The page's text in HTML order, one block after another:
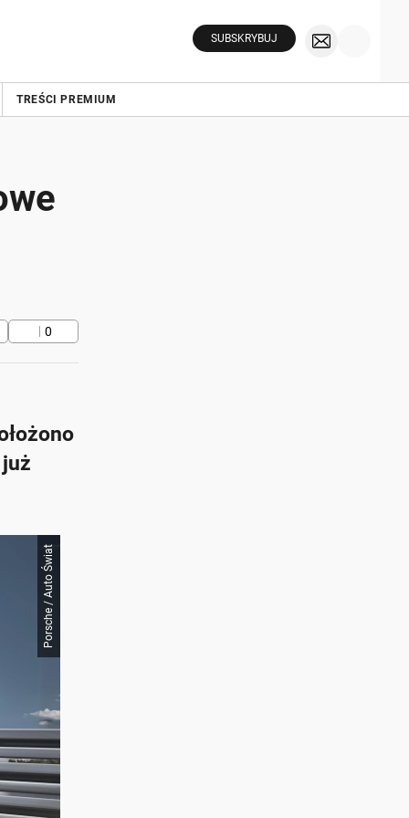
SUBSKRYBUJ
TREŚCI PREMIUM
0
Porsche / Auto Świat